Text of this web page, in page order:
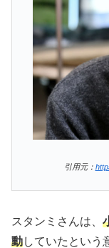
引用元：
スタンミさんは、
動していたという